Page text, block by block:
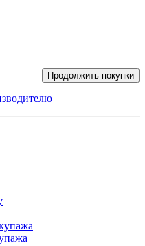
Продолжить покупки